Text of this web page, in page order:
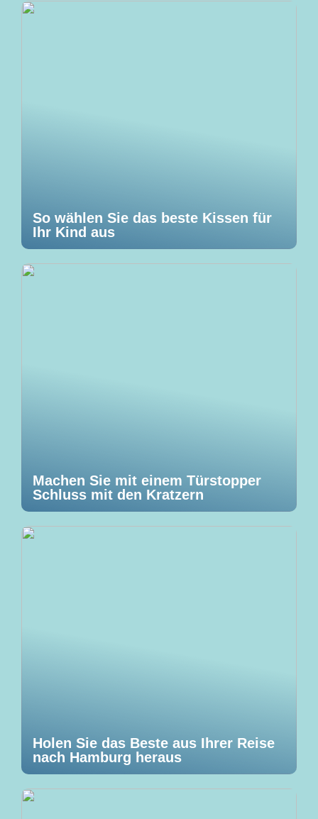
So wählen Sie das beste Kissen für
Ihr Kind aus
Machen Sie mit einem Türstopper
Schluss mit den Kratzern
Holen Sie das Beste aus Ihrer Reise
nach Hamburg heraus